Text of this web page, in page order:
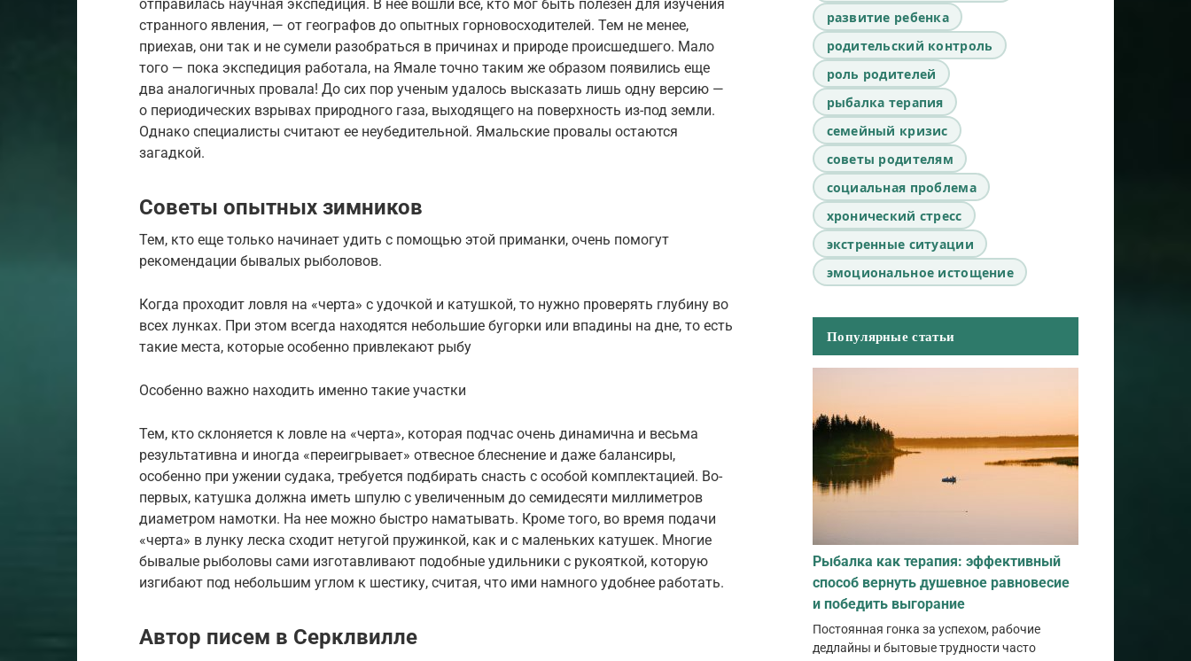
отправилась научная экспедиция. В нее вошли все, кто мог быть полезен для изучения
странного явления, — от географов до опытных горновосходителей. Тем не менее,
приехав, они так и не сумели разобраться в причинах и природе происшедшего. Мало
того — пока экспедиция работала, на Ямале точно таким же образом появились еще
два аналогичных провала! До сих пор ученым удалось высказать лишь одну версию —
о периодических взрывах природного газа, выходящего на поверхность из-под земли.
Однако специалисты считают ее неубедительной. Ямальские провалы остаются
загадкой.
Советы опытных зимников
Тем, кто еще только начинает удить с помощью этой приманки, очень помогут
рекомендации бывалых рыболовов.
Когда проходит ловля на «черта» с удочкой и катушкой, то нужно проверять глубину во
всех лунках. При этом всегда находятся небольшие бугорки или впадины на дне, то есть
такие места, которые особенно привлекают рыбу
Особенно важно находить именно такие участки
Тем, кто склоняется к ловле на «черта», которая подчас очень динамична и весьма
результативна и иногда «переигрывает» отвесное блеснение и даже балансиры,
особенно при ужении судака, требуется подбирать снасть с особой комплектацией. Во-
первых, катушка должна иметь шпулю с увеличенным до семидесяти миллиметров
диаметром намотки. На нее можно быстро наматывать. Кроме того, во время подачи
«черта» в лунку леска сходит нетугой пружинкой, как и с маленьких катушек. Многие
бывалые рыболовы сами изготавливают подобные удильники с рукояткой, которую
изгибают под небольшим углом к шестику, считая, что ими намного удобнее работать.
Автор писем в Серклвилле
развитие ребенка
родительский контроль
роль родителей
рыбалка терапия
семейный кризис
советы родителям
социальная проблема
хронический стресс
экстренные ситуации
эмоциональное истощение
Популярные статьи
Рыбалка как терапия: эффективный
способ вернуть душевное равновесие
и победить выгорание
Постоянная гонка за успехом, рабочие
дедлайны и бытовые трудности часто